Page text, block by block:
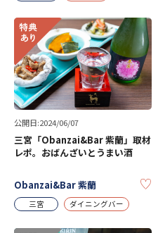
公開日:2024/06/07
三宮「Obanzai&Bar 紫蘭」取材
レポ。おばんざいとうまい酒
Obanzai&Bar 紫蘭
三宮 ダイニングバー